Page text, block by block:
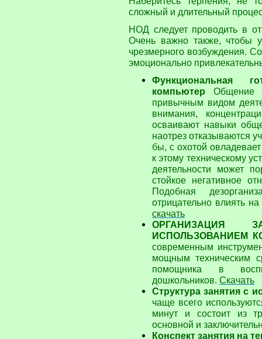
сложный и длительный
НОД следует проводить в
Очень важно также, чтобы
чрезмерного возбуждения.
эмоционально
Функциональная
компьютер Общение
привычным видом
внимания,
осваивают навыки
наотрез отказываются
бы, с охотой
к этому техническому
деятельности может
стойкое негативное
Подобная
отрицательно влиять
скачать
ОРГАНИЗАЦИЯ
ИСПОЛЬЗОВАНИЕМ
современным
мощным техническим
помощника в
дошкольников. Скачать
Структура занятия с
чаще всего
минут и состоит из
основной и
Конспект занятия на